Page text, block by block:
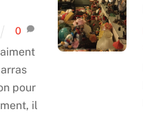
0
pour
il